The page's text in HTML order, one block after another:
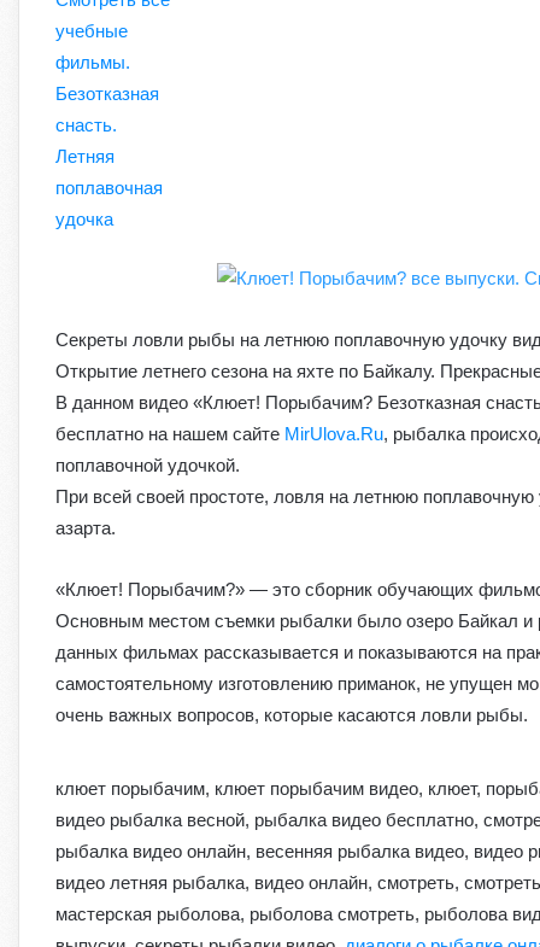
Секреты ловли рыбы на летнюю поплавочную удочку
Открытие летнего сезона на яхте по Байкалу.
В данном видео «Клюет! Порыбачим? Безотказная
бесплатно на нашем сайте MirUlova.Ru, рыбалка
поплавочной удочкой.
При всей своей простоте, ловля на летнюю поплавочную
азарта.
«Клюет! Порыбачим?» — это сборник обучающих
Основным местом съемки рыбалки было озеро Байкал
данных фильмах рассказывается и показываются на
самостоятельному изготовлению приманок, не упущен
очень важных вопросов, которые касаются ловли рыбы.
клюет порыбачим, клюет порыбачим видео, клюет,
видео рыбалка весной, рыбалка видео бесплатно,
рыбалка видео онлайн, весенняя рыбалка видео, видео
видео летняя рыбалка, видео онлайн, смотреть,
мастерская рыболова, рыболова смотреть, рыболова